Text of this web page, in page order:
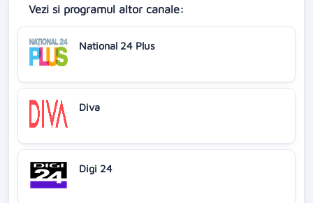
Vezi si programul altor canale:
National 24 Plus
Diva
Digi 24